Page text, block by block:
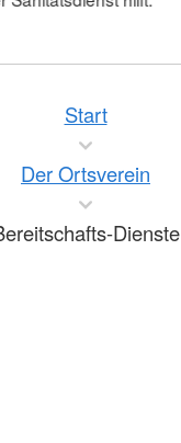
Start
Der Ortsverein
Dienste